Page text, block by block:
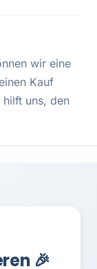
wir eine
Kauf
uns, den
🎉